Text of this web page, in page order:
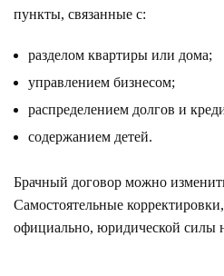
пункты, связанные с:
разделом квартиры или дома;
управлением бизнесом;
распределением долгов и
содержанием детей.
Брачный договор можно
Самостоятельные
официально, юридической силы